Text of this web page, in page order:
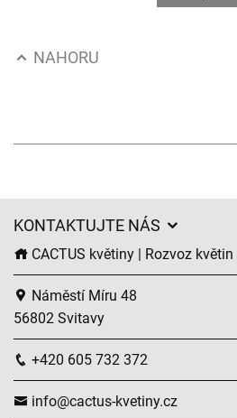
NAHORU
KONTAKTUJTE NÁS
CACTUS květiny | Rozvoz květin
Náměstí Míru 48
56802 Svitavy
+420 605 732 372
info@cactus-kvetiny.cz